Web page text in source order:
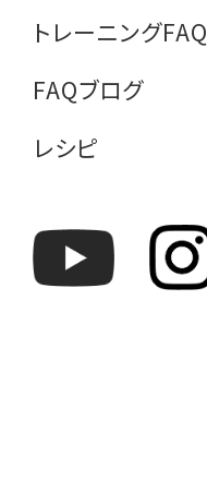
トレーニングFAQ
FAQブログ
レシピ